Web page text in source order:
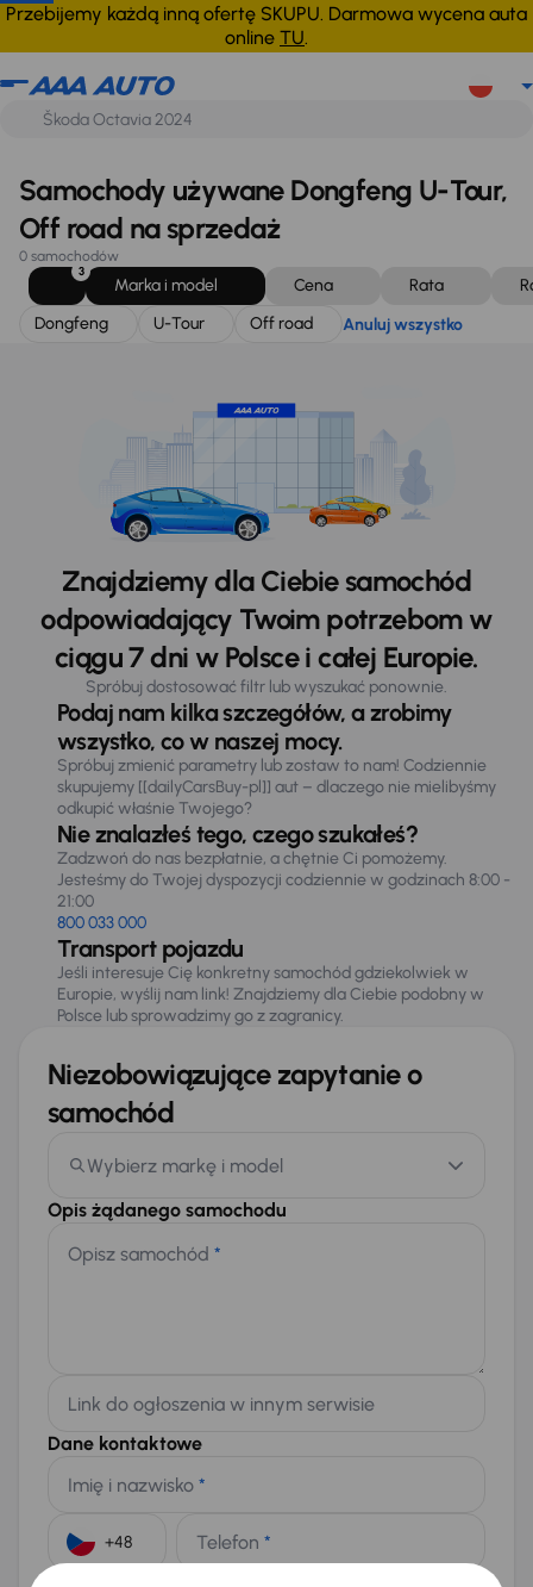
Przebijemy każdą inną ofertę SKUPU. Darmowa wycena auta
online TU.
Dongfeng U-Tour Off road Anuluj wszystko
Samochody używane Dongfeng U-Tour,
Off road na sprzedaż
0 samochodów
3
Marka i model Cena Rata
Dongfeng
U-Tour Off road Anuluj wszystko
Znajdziemy dla Ciebie samochód
odpowiadający Twoim potrzebom w
ciągu 7 dni w Polsce i całej Europie.
Spróbuj dostosować filtr lub wyszukać ponownie.
Podaj nam kilka szczegółów, a zrobimy
wszystko, co w naszej mocy.
Spróbuj zmienić parametry lub zostaw to nam! Codziennie
skupujemy [[dailyCarsBuy-pl]] aut – dlaczego nie mielibyśmy
odkupić właśnie Twojego?
Nie znalazłeś tego, czego szukałeś?
Zadzwoń do nas bezpłatnie, a chętnie Ci pomożemy.
Jesteśmy do Twojej dyspozycji codziennie w godzinach 8:00 -
21:00
800 033 000
Transport pojazdu
Jeśli interesuje Cię konkretny samochód gdziekolwiek w
Europie, wyślij nam link! Znajdziemy dla Ciebie podobny w
Polsce lub sprowadzimy go z zagranicy.
Niezobowiązujące zapytanie o
samochód
Wybierz markę i model
Opis żądanego samochodu
Opisz samochód *
Link do ogłoszenia w innym serwisie
Dane kontaktowe
Imię i nazwisko *
Telefon *